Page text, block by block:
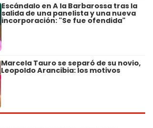
Escándalo en A la Barbarossa tras la
salida de una panelista y una nueva
incorporación: "Se fue ofendida"
Marcela Tauro se separó de su novio,
Leopoldo Arancibia: los motivos